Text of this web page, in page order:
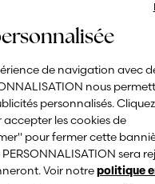
de navigation avec
nous
personnalisés.
les cookies de
pour fermer cette
sera
Voir notre politique